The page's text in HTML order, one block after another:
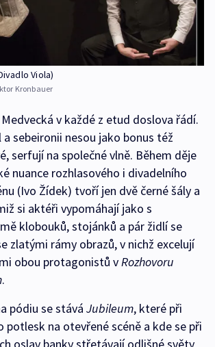
Viola)
Kronbauer
v každé z etud doslova řádí.
sebeironii nesou jako bonus též
serfují na společné vlně. Během děje
nuance rozhlasového i divadelního
(Ivo Žídek) tvoří jen dvě černé šály a
si aktéři vypomáhají jako s
klobouků, stojánků a pár židlí se
zlatými rámy obrazů, v nichž excelují
obou protagonistů vRozhovoru
.
pódiu se stává Jubileum, které při
potlesk na otevřené scéně a kde se při